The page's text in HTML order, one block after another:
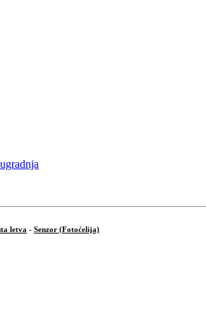
letva - Senzor (Fotoćelija)